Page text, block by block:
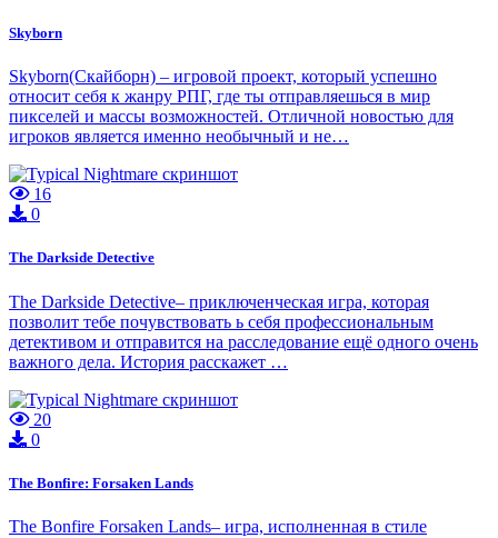
Skyborn
Skyborn(Скайборн) – игровой проект, который успешно
относит себя к жанру РПГ, где ты отправляешься в мир
пикселей и массы возможностей. Отличной новостью для
игроков является именно необычный и не…
16
0
The Darkside Detective
The Darkside Detective– приключенческая игра, которая
позволит тебе почувствовать ь себя профессиональным
детективом и отправится на расследование ещё одного очень
важного дела. История расскажет …
20
0
The Bonfire: Forsaken Lands
The Bonfire Forsaken Lands– игра, исполненная в стиле